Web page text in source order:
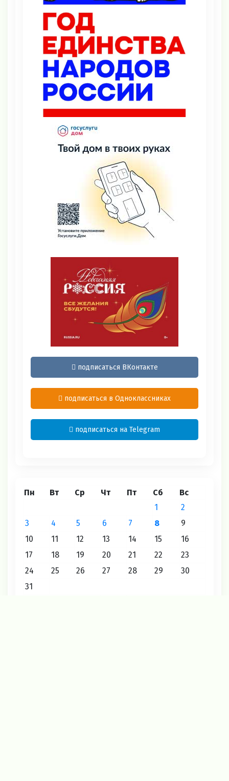
подписаться ВКонтакте
подписаться в Одноклассниках
подписаться на Telegram
Пн Вт Ср Чт Пт Сб Вс
1
2
3
4 5 6 7 8
9
10
11 12 13 14 15
16
17
18 19 20 21 22
23
24
25 26 27 28 29
30
31